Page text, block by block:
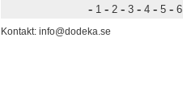
-1 -2 -3 -4 -5 -6
Kontakt: info@dodeka.se